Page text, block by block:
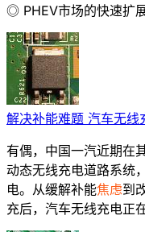
◎ PHEV市场的快速扩
解决补能难题 汽车无线
有偶，中国一汽近期在
动态无线充电道路系统
电。从缓解补能焦虑到
充后，汽车无线充电正